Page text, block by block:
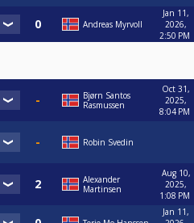
Andreas Myrvoll
Jan 11,
2026,
2:50 PM
Bjørn Santos
Rasmussen
Oct 31,
2025,
8:04 PM
Robin Svedin
Alexander
Martinsen
Aug 10,
2025,
1:08 PM
Jan 11,